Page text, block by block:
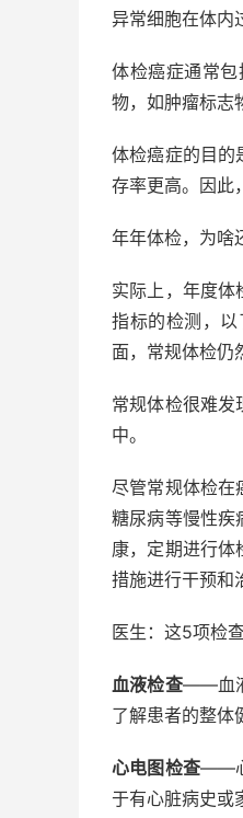
异常细胞在体内
体检癌症通常
物，如肿瘤标志
体检癌症的目的
存率更高。因此
年年体检，为啥
实际上，年度体
指标的检测，
面，常规体检仍
常规体检很难发
中。
尽管常规体检在
糖尿病等慢性疾
康，定期进行体
措施进行干预和
医生：这5项检
血液检查——血
了解患者的整体
心电图检查——心
于有心脏病史或